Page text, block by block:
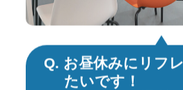
Q. お昼休みにリフ
たいです！